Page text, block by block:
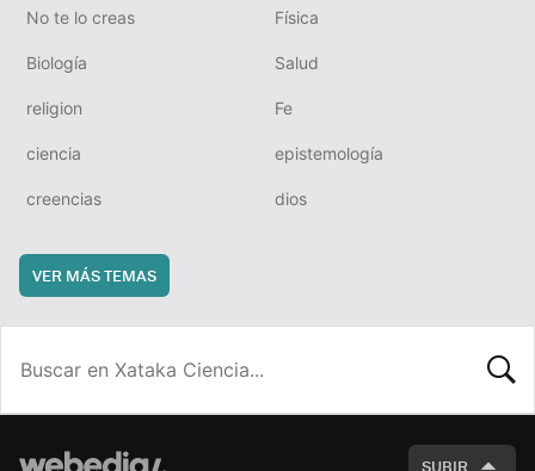
No te lo creas Física
Biología Salud
religion Fe
ciencia epistemología
creencias dios
VER MÁS TEMAS
SUBIR